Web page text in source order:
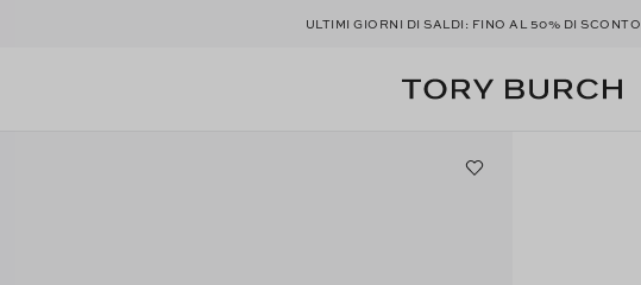
ULTIMI GIORNI DI SALDI: FINO AL 50% DI SCONTO